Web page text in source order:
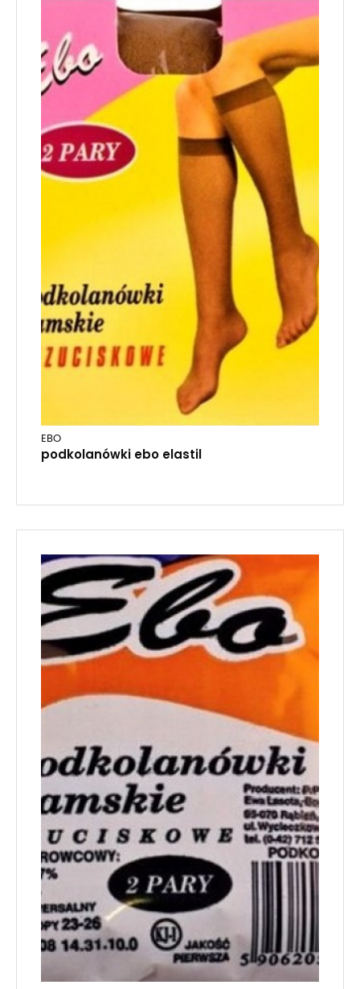
EBO
podkolanówki ebo elastil